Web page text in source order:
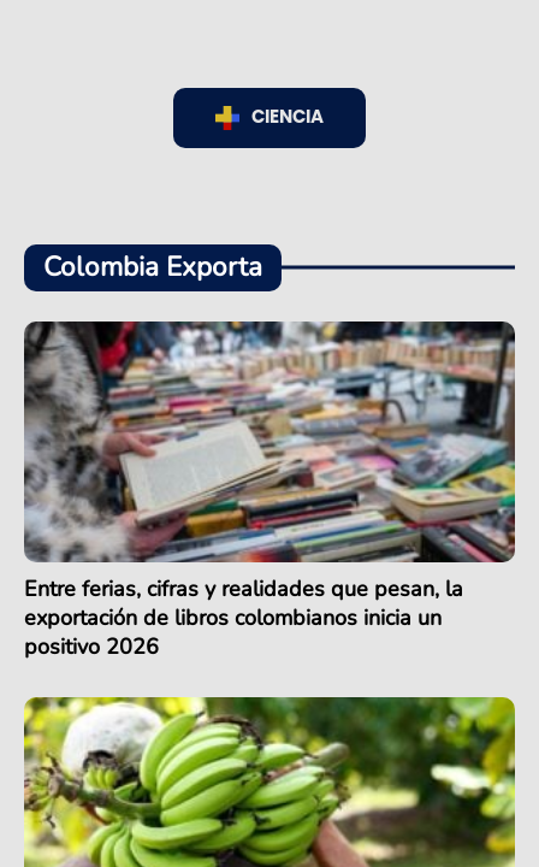
CIENCIA
Colombia Exporta
Entre ferias, cifras y realidades que pesan, la
exportación de libros colombianos inicia un
positivo 2026